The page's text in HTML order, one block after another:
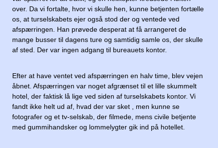
over. Da vi fortalte, hvor vi skulle hen, kunne betjenten fortælle
os, at turselskabets ejer også stod der og ventede ved
afspærringen. Han prøvede desperat at få arrangeret de
mange busser til dagens ture og samtidig samle os, der skulle
af sted. Der var ingen adgang til bureauets kontor.
Efter at have ventet ved afspærringen en halv time, blev vejen
åbnet. Afspærringen var noget afgrænset til et lille skummelt
hotel, der faktisk lå lige ved siden af turselskabets kontor. Vi
fandt ikke helt ud af, hvad der var sket , men kunne se
fotografer og et tv-selskab, der filmede, mens civile betjente
med gummihandsker og lommelygter gik ind på hotellet.